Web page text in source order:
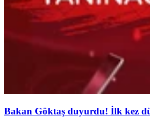
Bakan Göktaş duyurdu! İlk kez